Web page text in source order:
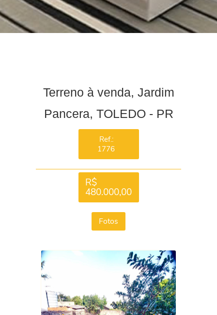
Terreno à venda, Jardim
Pancera, TOLEDO - PR
Ref.:
1776
R$
480.000,00
Fotos